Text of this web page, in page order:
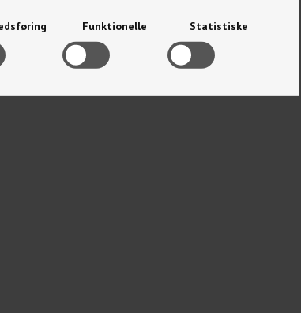
Funktionelle Statistiske